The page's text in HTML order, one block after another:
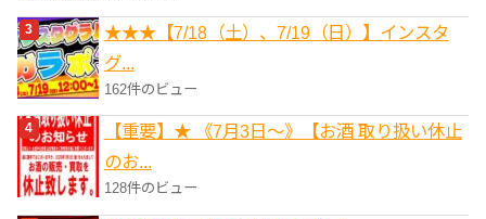
★★★【7/18（土）、7/19（日）】インスタ
グ...
162件のビュー
【重要】★ 《7月3日～》【お酒 取り扱い休止
のお...
128件のビュー